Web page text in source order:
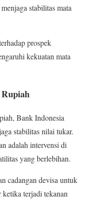
stabilitas mata
prospek
kekuatan mata
Bank Indonesia
stabilitas nilai tukar.
adalah intervensi di
yang berlebihan.
cadangan devisa untuk
ketika terjadi tekanan